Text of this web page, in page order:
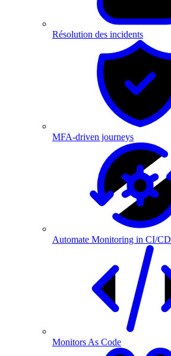
Résolution des incidents
MFA-driven journeys
Automate Monitoring in CI/CD
Monitors As Code